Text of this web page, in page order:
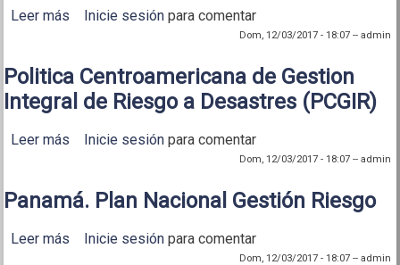
Leer más sobre República Dominicana. Plan Nacional Gestión
Inicie sesión para comentar
Dom, 12/03/2017 - 18:07-- admin
Politica Centroamericana de Gestion
Integral de Riesgo a Desastres (PCGIR)
Leer más sobre Politica Centroamericana de Gestion Integral
de Riesgo a Desastres (PCGIR)
Inicie sesión para comentar
Dom, 12/03/2017 - 18:07-- admin
Panamá. Plan Nacional Gestión Riesgo
Leer más sobre Panamá. Plan Nacional Gestión Riesgo
Inicie sesión para comentar
Dom, 12/03/2017 - 18:07-- admin